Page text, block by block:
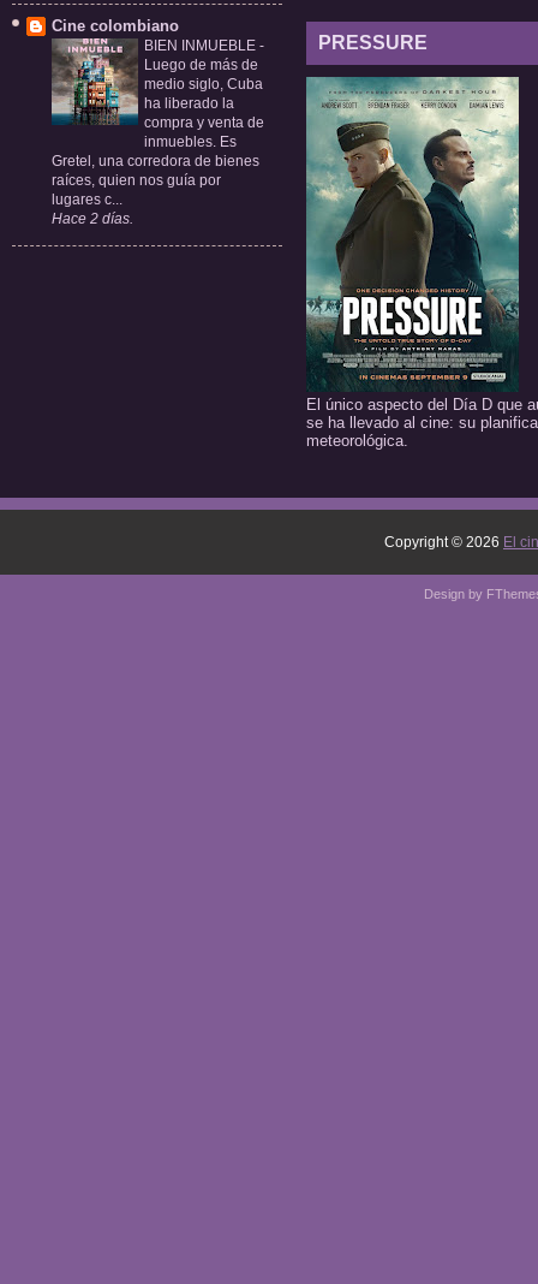
Cine colombiano
BIEN INMUEBLE -
Luego de más de
medio siglo, Cuba
ha liberado la
compra y venta de
inmuebles. Es
Gretel, una corredora de bienes
raíces, quien nos guía por
lugares c...
Hace 2 días.
PRESSURE
El único aspecto del Día D que
se ha llevado al cine: su
meteorológica.
Copyright © 2026 El
Design by